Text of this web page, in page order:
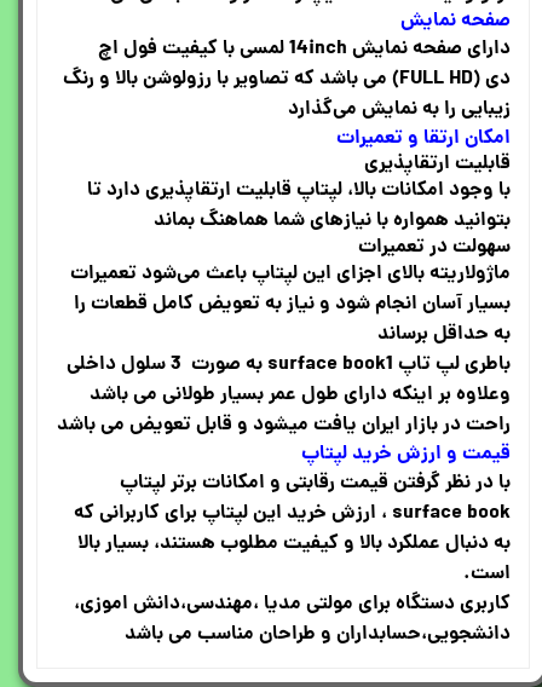
صفحه نمایش
دارای صفحه نمایش 14inch لمسی با کیفیت فول اچ
دی(FULL HD) می باشد که تصاویر با رزولوشن بالا و رنگ
زیبایی را به نمایش می‌گذارد
امکان ارتقا و تعمیرات
قابلیت ارتقاپذیری
با وجود امکانات بالا، لپتاپ قابلیت ارتقاپذیری دارد تا
بتوانید همواره با نیازهای شما هماهنگ بماند
سهولت در تعمیرات
ماژولاریته بالای اجزای این لپتاپ باعث می‌شود تعمیرات
بسیار آسان انجام شود و نیاز به تعویض کامل قطعات را
به حداقل برساند
باطری لپ تاپ surface book1 به صورت 3 سلول داخلی
وعلاوه بر اینکه دارای طول عمر بسیار طولانی می باشد
راحت در بازار ایران یافت میشود و قابل تعویض می باشد
قیمت و ارزش خرید لپتاپ
با در نظر گرفتن قیمت رقابتی و امکانات برتر لپتاپ
surface book ، ارزش خرید این لپتاپ برای کاربرانی که
به دنبال عملکرد بالا و کیفیت مطلوب هستند، بسیار بالا
است.
کاربری دستگاه برای مولتی مدیا ،مهندسی،دانش اموزی،
دانشجویی،حسابداران و طراحان مناسب می باشد